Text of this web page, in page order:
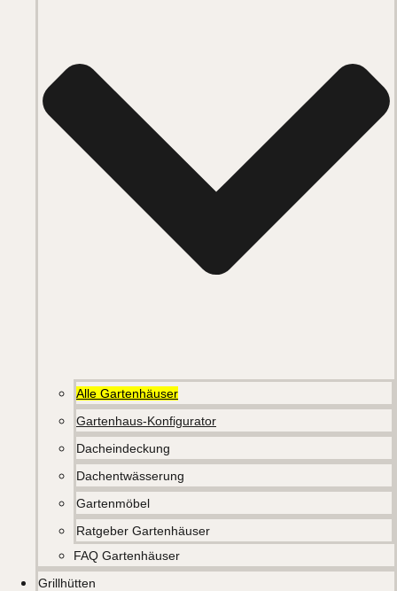
Alle Gartenhäuser
Gartenhaus-Konfigurator
Dacheindeckung
Dachentwässerung
Gartenmöbel
Ratgeber Gartenhäuser
FAQ Gartenhäuser
Grillhütten